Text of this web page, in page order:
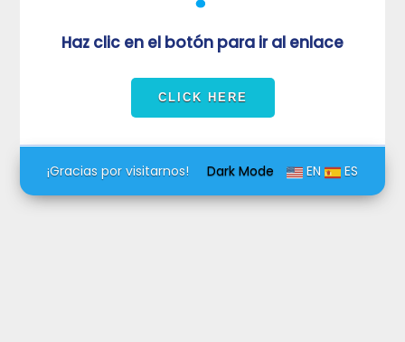
Haz clic en el botón para ir al enlace
Dark Mode EN ES
¡Gracias por visitarnos!